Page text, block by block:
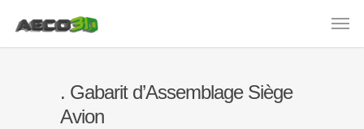
. Gabarit d’Assemblage Siège
Avion